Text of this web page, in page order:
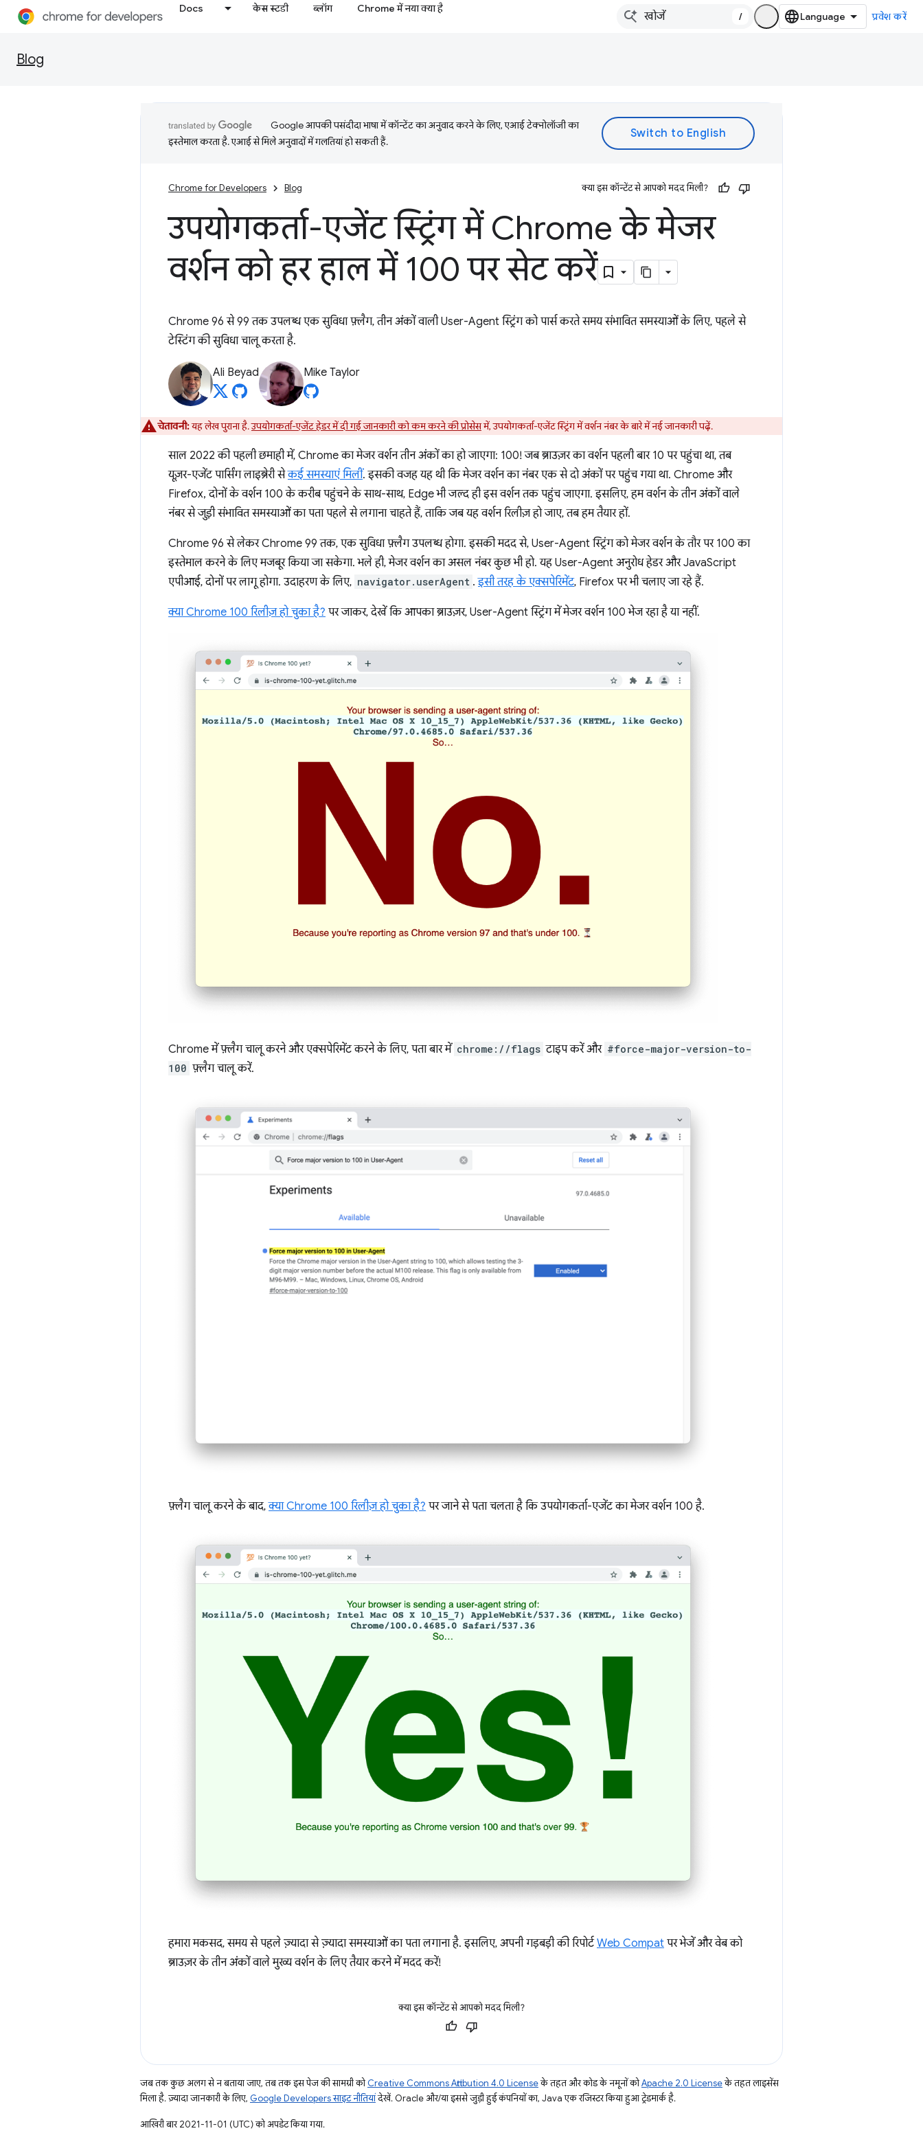
Docs केस स्टडी ब्लॉग Chrome में नया क्या है
/ प्रवेश करें
Blog
Google आपकी पसंदीदा भाषा में कॉन्टेंट का अनुवाद करने के लिए, एआई टेक्नोलॉजी का
इस्तेमाल करता है. एआई से मिले अनुवादों में गलतियां हो सकती हैं.
Chrome for Developers Blog क्या इस कॉन्टेंट से आपको मदद मिली?
उपयोगकर्ता-एजेंट स्ट्रिंग में Chrome के मेजर
वर्शन को हर हाल में 100 पर सेट करें
Chrome 96 से 99 तक उपलब्ध एक सुविधा फ़्लैग, तीन अंकों वाली User-Agent स्ट्रिंग को पार्स करते समय संभावित समस्याओं के लिए, पहले से
टेस्टिंग की सुविधा चालू करता है.
Ali Beyad Mike Taylor
चेतावनी:यह लेख पुराना है.उपयोगकर्ता-एजेंट हेडर में दी गई जानकारी को कम करने की प्रोसेसमें, उपयोगकर्ता-एजेंट स्ट्रिंग में वर्शन नंबर के बारे में नई जानकारी पढ़ें.
साल 2022 की पहली छमाही में, Chrome का मेजर वर्शन तीन अंकों का हो जाएगा: 100! जब ब्राउज़र का वर्शन पहली बार 10 पर पहुंचा था, तब
यूज़र-एजेंट पार्सिंग लाइब्रेरी सेकई समस्याएं मिलीं. इसकी वजह यह थी कि मेजर वर्शन का नंबर एक से दो अंकों पर पहुंच गया था. Chrome और
Firefox, दोनों के वर्शन 100 के करीब पहुंचने के साथ-साथ, Edge भी जल्द ही इस वर्शन तक पहुंच जाएगा. इसलिए, हम वर्शन के तीन अंकों वाले
नंबर से जुड़ी संभावित समस्याओं का पता पहले से लगाना चाहते हैं, ताकि जब यह वर्शन रिलीज़ हो जाए, तब हम तैयार हों.
Chrome 96 से लेकर Chrome 99 तक, एक सुविधा फ़्लैग उपलब्ध होगा. इसकी मदद से, User-Agent स्ट्रिंग को मेजर वर्शन के तौर पर 100 का
इस्तेमाल करने के लिए मजबूर किया जा सकेगा. भले ही, मेजर वर्शन का असल नंबर कुछ भी हो. यह User-Agent अनुरोध हेडर और JavaScript
एपीआई, दोनों पर लागू होगा. उदाहरण के लिए, navigator.userAgent .इसी तरह के एक्सपेरिमेंट, Firefox पर भी चलाए जा रहे हैं.
क्या Chrome 100 रिलीज़ हो चुका है? पर जाकर, देखें कि आपका ब्राउज़र, User-Agent स्ट्रिंग में मेजर वर्शन 100 भेज रहा है या नहीं.
Chrome में फ़्लैग चालू करने और एक्सपेरिमेंट करने के लिए, पता बार में chrome://flags टाइप करें और #force-major-version-to-
100 फ़्लैग चालू करें.
फ़्लैग चालू करने के बाद,क्या Chrome 100 रिलीज़ हो चुका है? पर जाने से पता चलता है कि उपयोगकर्ता-एजेंट का मेजर वर्शन 100 है.
हमारा मकसद, समय से पहले ज़्यादा से ज़्यादा समस्याओं का पता लगाना है. इसलिए, अपनी गड़बड़ी की रिपोर्टWeb Compat पर भेजें और वेब को
ब्राउज़र के तीन अंकों वाले मुख्य वर्शन के लिए तैयार करने में मदद करें!
क्या इस कॉन्टेंट से आपको मदद मिली?
जब तक कुछ अलग से न बताया जाए, तब तक इस पेज की सामग्री कोCreative Commons Attribution 4.0 Licenseके तहत और कोड के नमूनों कोApache 2.0 Licenseके तहत लाइसेंस
मिला है. ज़्यादा जानकारी के लिए, Google Developers साइट नीतियांदेखें. Oracle और/या इससे जुड़ी हुई कंपनियों का, Java एक रजिस्टर किया हुआ ट्रेडमार्क है.
आखिरी बार 2021-11-01 (UTC) को अपडेट किया गया.